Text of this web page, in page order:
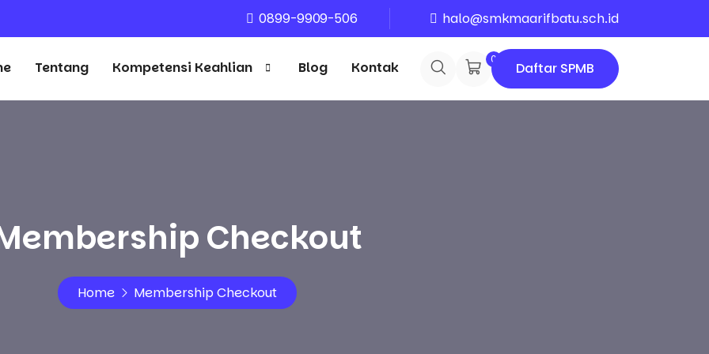
0899-9909-506 halo@smkmaarifbatu.sch.id
Tentang Kompetensi Keahlian Blog Kontak 0
Daftar SPMB
Checkout
Home Membership Checkout